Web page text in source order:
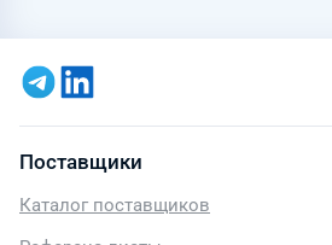
Поставщики
Каталог поставщиков